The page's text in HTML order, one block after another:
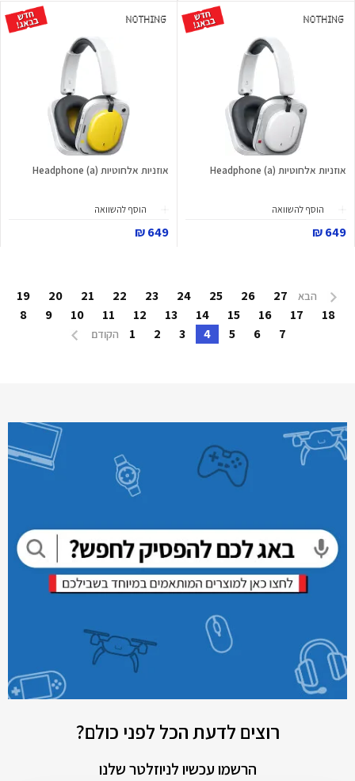
אוזניות אלחוטיות Headphone (a)
הוסף להשוואה
649 ₪
אוזניות אלחוטיות Headphone (a)
הוסף להשוואה
649 ₪
הבא 27
26
25
24
23
22
21
20
19
18
17
16
15
14
13
12
11
10
9
8
7
6
5
4
3
2
1 הקודם
רוצים לדעת הכל לפני כולם?
הרשמו עכשיו לניוזלטר שלנו